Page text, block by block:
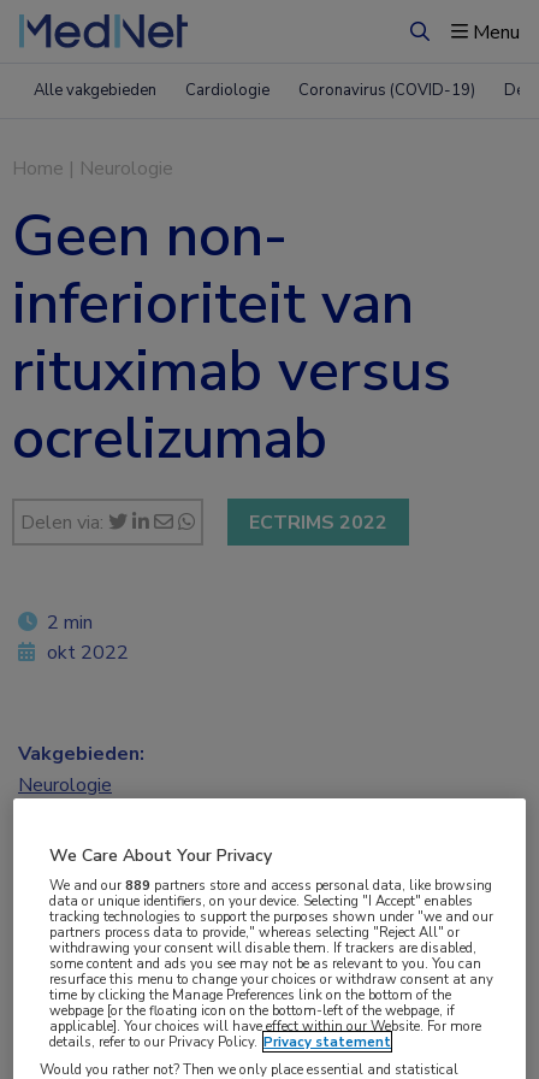
ZoekenMenu
Alle vakgebieden Cardiologie Coronavirus (COVID-19)
Home | Neurologie
Geen non-
inferioriteit van
rituximab versus
ocrelizumab
Delen via: ECTRIMS 2022
Het is niet gelukt de non-inferioriteit van
2 min
okt 2022
Vakgebieden:
Neurologie
Aandachtsgebieden:
Multipele Sclerose
Tags:
ocrelizumab,rituximab
We Care About Your Privacy
We and our889 partners store and access personal data, like browsing
data or unique identifiers, on your device. Selecting "I Accept" enables
tracking technologies to support the purposes shown under "we and our
partners process data to provide," whereas selecting "Reject All" or
withdrawing your consent will disable them. If trackers are disabled,
some content and ads you see may not be as relevant to you. You can
resurface this menu to change your choices or withdraw consent at any
time by clicking the Manage Preferences link on the bottom of the
webpage [or the floating icon on the bottom-left of the webpage, if
applicable]. Your choices will have effect within our Website. For more
details, refer to our Privacy Policy. Privacy statement
Would you rather not? Then we only place essential and statistical